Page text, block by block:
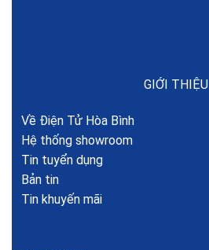
GIỚI THIỆU
Về Điện Tử Hòa Bình
Hệ thống showroom
Tin tuyển dụng
Bản tin
Tin khuyến mãi